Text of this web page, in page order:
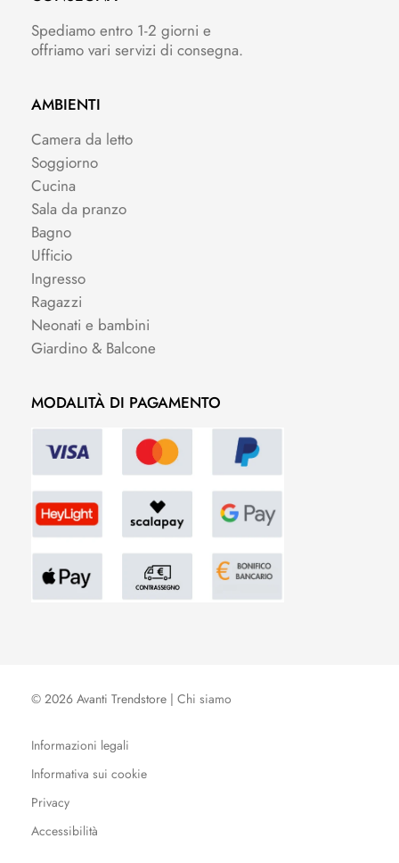
Spediamo entro 1-2 giorni e
offriamo vari servizi di consegna.
AMBIENTI
Camera da letto
Soggiorno
Cucina
Sala da pranzo
Bagno
Ufficio
Ingresso
Ragazzi
Neonati e bambini
Giardino & Balcone
MODALITÀ DI PAGAMENTO
© 2026 Avanti Trendstore | Chi siamo
Informazioni legali
Informativa sui cookie
Privacy
Accessibilità